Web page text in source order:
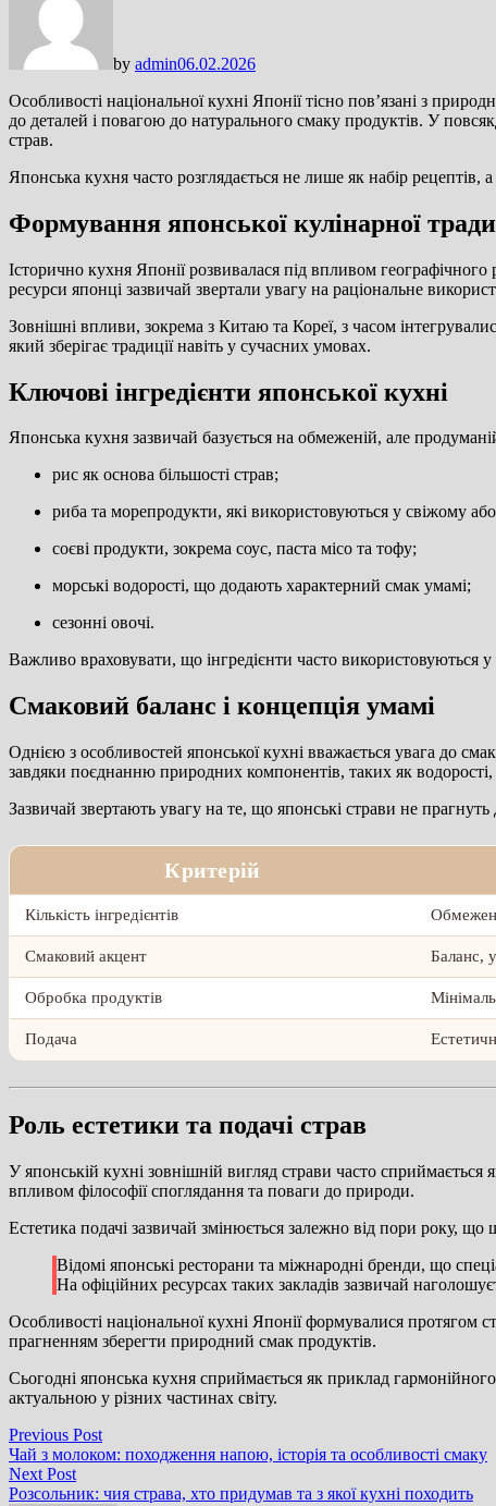
by admin06.02.2026
Особливості національної кухні Японії тісно пов’язані з
до деталей і повагою до натурального смаку продуктів. У
страв.
Японська кухня часто розглядається не лише як набір рецептів,
Формування японської кулінарної
Історично кухня Японії розвивалася під впливом
ресурси японці зазвичай звертали увагу на раціональне
Зовнішні впливи, зокрема з Китаю та Кореї, з часом
який зберігає традиції навіть у сучасних умовах.
Ключові інгредієнти японської кухні
Японська кухня зазвичай базується на обмеженій, але
рис як основа більшості страв;
риба та морепродукти, які використовуються у свіжому
соєві продукти, зокрема соус, паста місо та тофу;
морські водорості, що додають характерний смак умамі;
сезонні овочі.
Важливо враховувати, що інгредієнти часто використовуються
Смаковий баланс і концепція умамі
Однією з особливостей японської кухні вважається увага до
завдяки поєднанню природних компонентів, таких як
Зазвичай звертають увагу на те, що японські страви не
Критерій
Кількість інгредієнтів
Смаковий акцент Баланс,
Обробка продуктів
Подача
Роль естетики та подачі страв
У японській кухні зовнішній вигляд страви часто
впливом філософії споглядання та поваги до природи.
Естетика подачі зазвичай змінюється залежно від пори року,
Відомі японські ресторани та міжнародні бренди, що
На офіційних ресурсах таких закладів зазвичай
Особливості національної кухні Японії формувалися протягом
прагненням зберегти природний смак продуктів.
Сьогодні японська кухня сприймається як приклад
актуальною у різних частинах світу.
Навігація
записів
Previous PostPrevious
post:
Чай з молоком: походження напою, історія та особливості смаку
Next PostNext
post:
Розсольник: чия страва, хто придумав та з якої кухні походить